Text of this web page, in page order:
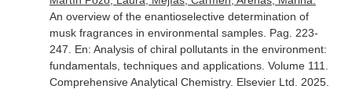
An overview of the enantioselective determination of
musk fragrances in environmental samples. Pag. 223-
247. En: Analysis of chiral pollutants in the environment:
fundamentals, techniques and applications. Volume 111.
Comprehensive Analytical Chemistry. Elsevier Ltd. 2025.